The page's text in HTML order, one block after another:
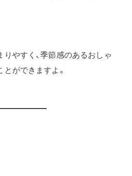
やすく、季節感のあるおしゃ
ができますよ。